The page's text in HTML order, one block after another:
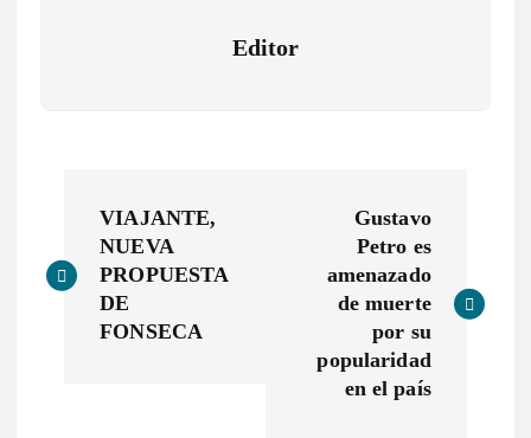
Editor
a
VIAJANTE,
NUEVA
PROPUESTA
DE
FONSECA
Gustavo
Petro es
amenazado
de muerte
por su
popularidad
en el país